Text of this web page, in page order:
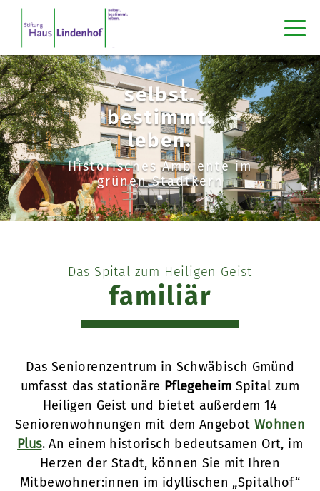
selbst.
bestimmt.
leben.
Historisches Ambiente im
grünen Stadtkern
Das Spital zum Heiligen Geist
familiär
Das Seniorenzentrum in Schwäbisch Gmünd
umfasst das stationäre Pflegeheim Spital zum
Heiligen Geist und bietet außerdem 14
Seniorenwohnungen mit dem Angebot Wohnen
Plus. An einem historisch bedeutsamen Ort, im
Herzen der Stadt, können Sie mit Ihren
Mitbewohner:innen im idyllischen „Spitalhof“